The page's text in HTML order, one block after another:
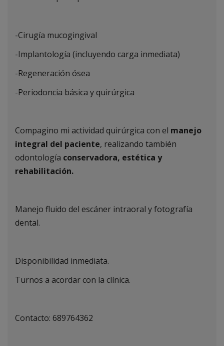
-Cirugía mucogingival
-Implantología (incluyendo carga inmediata)
-Regeneración ósea
-Periodoncia básica y quirúrgica
Compagino mi actividad quirúrgica con el manejo
integral del paciente, realizando también
odontología conservadora, estética y
rehabilitación.
Manejo fluido del escáner intraoral y fotografía
dental.
Disponibilidad inmediata.
Turnos a acordar con la clínica.
Contacto: 689764362